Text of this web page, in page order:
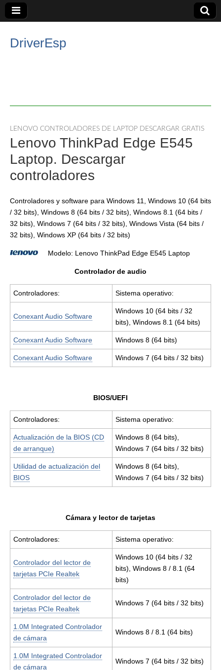
DriverEsp
LENOVO CONTROLADORES DE LAPTOP DESCARGAR GRATIS
Lenovo ThinkPad Edge E545
Laptop. Descargar
controladores
Controladores y software para Windows 11, Windows 10 (64 bits
/ 32 bits), Windows 8 (64 bits / 32 bits), Windows 8.1 (64 bits /
32 bits), Windows 7 (64 bits / 32 bits), Windows Vista (64 bits /
32 bits), Windows XP (64 bits / 32 bits)
Modelo: Lenovo ThinkPad Edge E545 Laptop
Controlador de audio
Controladores: Sistema operativo:
Conexant Audio Software
Windows 10 (64 bits / 32
bits), Windows 8.1 (64 bits)
Conexant Audio Software Windows 8 (64 bits)
Conexant Audio Software Windows 7 (64 bits / 32 bits)
BIOS/UEFI
Controladores: Sistema operativo:
Actualización de la BIOS (CD
de arranque)
Windows 8 (64 bits),
Windows 7 (64 bits / 32 bits)
Utilidad de actualización del
BIOS
Windows 8 (64 bits),
Windows 7 (64 bits / 32 bits)
Cámara y lector de tarjetas
Controladores: Sistema operativo:
Controlador del lector de
tarjetas PCIe Realtek
Windows 10 (64 bits / 32
bits), Windows 8 / 8.1 (64
bits)
Controlador del lector de
tarjetas PCIe Realtek
Windows 7 (64 bits / 32 bits)
1.0M Integrated Controlador
de cámara
Windows 8 / 8.1 (64 bits)
1.0M Integrated Controlador
de cámara
Windows 7 (64 bits / 32 bits)